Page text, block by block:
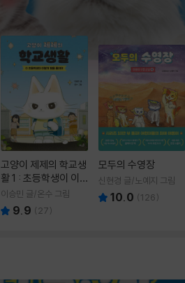
고양이 제제의 학교생
활 1 : 초등학생이 이
렇게 힘들 줄이야
이승민 글/온수 그림
9.9 ( 27)
모두의 수영장
신현경 글/노예지 그림
10.0 (126)